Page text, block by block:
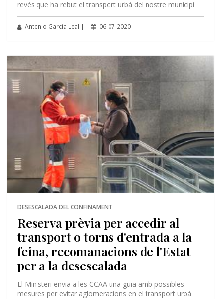
revés que ha rebut el transport urbà del nostre municipi
Antonio Garcia Leal | 06-07-2020
DESESCALADA DEL CONFINAMENT
Reserva prèvia per accedir al
transport o torns d'entrada a la
feina, recomanacions de l'Estat
per a la desescalada
El Ministeri envia a les CCAA una guia amb possibles
mesures per evitar aglomeracions en el transport urbà